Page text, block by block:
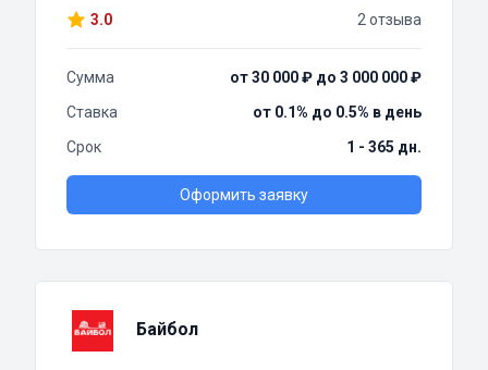
3.0 2 отзыва
Сумма
от 30 000 ₽ до 3 000 000 ₽
Ставка
от 0.1% до 0.5% в день
Срок
1 - 365 дн.
Оформить заявку
Байбол